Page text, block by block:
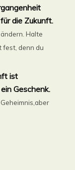
die Zukunft.
Halte
fest, denn du
ist
Geschenk.